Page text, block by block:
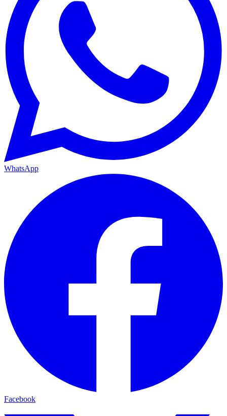
WhatsApp
Facebook